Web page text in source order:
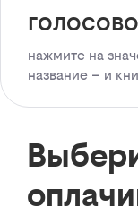
нажмите на
название – и